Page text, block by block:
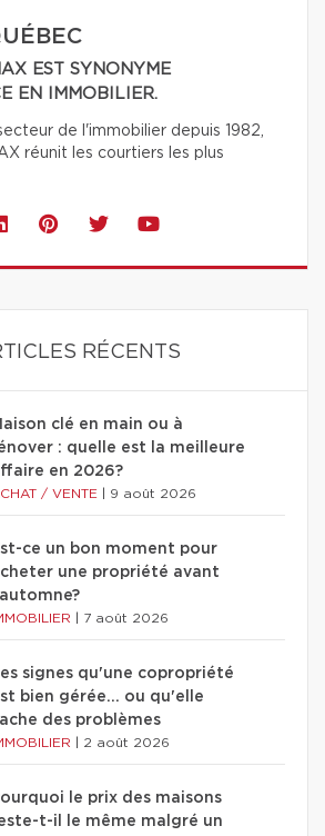
EST SYNONYME
EN IMMOBILIER.
de l'immobilier depuis 1982,
réunit les courtiers les plus
RÉCENTS
clé en main ou à
: quelle est la meilleure
en 2026?
/ VENTE 9 août 2026
ce un bon moment pour
une propriété avant
7 août 2026
signes qu'une copropriété
bien gérée… ou qu'elle
des problèmes
2 août 2026
le prix des maisons
t-il le même malgré un